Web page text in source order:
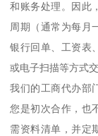
和账务处理。因此
周期（通常为每月
银行回单、工资表
或电子扫描等方式交
我们的工商代办部
您是初次合作，也
需资料清单，并定